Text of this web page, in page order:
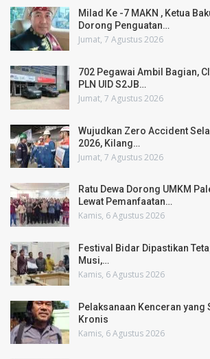
Milad Ke -7 MAKN , Ketua
Dorong Penguatan…
Jumat, 7 Agustus 2026
702 Pegawai Ambil Bagian,
PLN UID S2JB…
Jumat, 7 Agustus 2026
Wujudkan Zero Accident
2026, Kilang…
Jumat, 7 Agustus 2026
Ratu Dewa Dorong UMKM
Lewat Pemanfaatan…
Kamis, 6 Agustus 2026
Festival Bidar Dipastikan
Musi,…
Kamis, 6 Agustus 2026
Pelaksanaan Kenceran yang
Kronis
Kamis, 6 Agustus 2026